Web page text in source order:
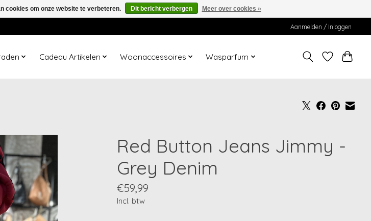
Aanmelden / Inloggen
Cadeau Artikelen Woonaccessoires Wasparfum
Red Button Jeans Jimmy -
Grey Denim
€59,99
Incl. btw
cookies om onze website te verbeteren. Dit bericht verbergen Meer over cookies »